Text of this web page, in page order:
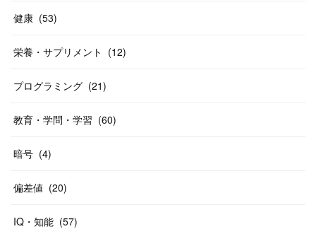
健康 (53)
栄養・サプリメント (12)
プログラミング (21)
教育・学問・学習 (60)
暗号 (4)
偏差値 (20)
IQ・知能 (57)